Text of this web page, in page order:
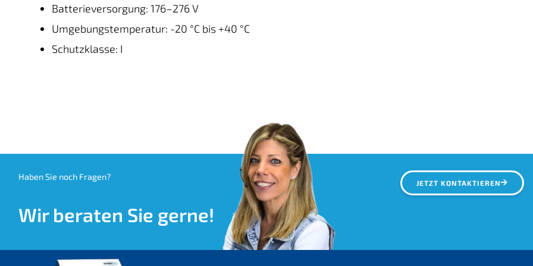
Batterieversorgung: 176–276 V
Umgebungstemperatur: -20 °C bis +40 °C
Schutzklasse: I
Haben Sie noch Fragen?
Wir beraten Sie gerne!
JETZT KONTAKTIEREN